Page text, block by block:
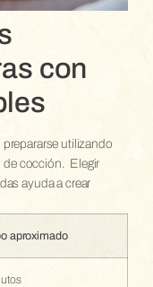
con
utilizando
cocción.
Elegir
ayuda a crear
aproximado